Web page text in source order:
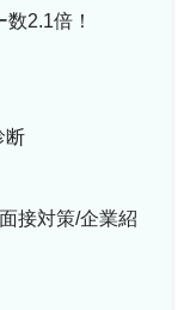
2.1倍！
断
接対策/企業紹